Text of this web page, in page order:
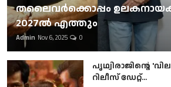
തലൈവര്‍ക്കൊപ്പം
2027ല്‍ എത്തും
Admin Nov 6, 2025 0
പൃഥ്വിരാജിന്റെ
റിലീസ് ഡേറ്റ്...